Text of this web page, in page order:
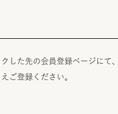
した先の会員登録ページにて
ご登録ください。